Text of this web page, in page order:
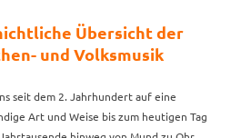
Übersicht der
und Volksmusik
seit dem 2. Jahrhundert auf eine
Art und Weise bis zum heutigen Tag